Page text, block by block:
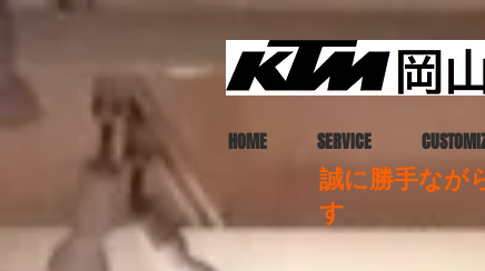
HOME SERVICE
誠に勝手なが
す